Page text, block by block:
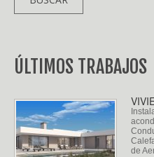
ÚLTIMOS TRABAJOS
de